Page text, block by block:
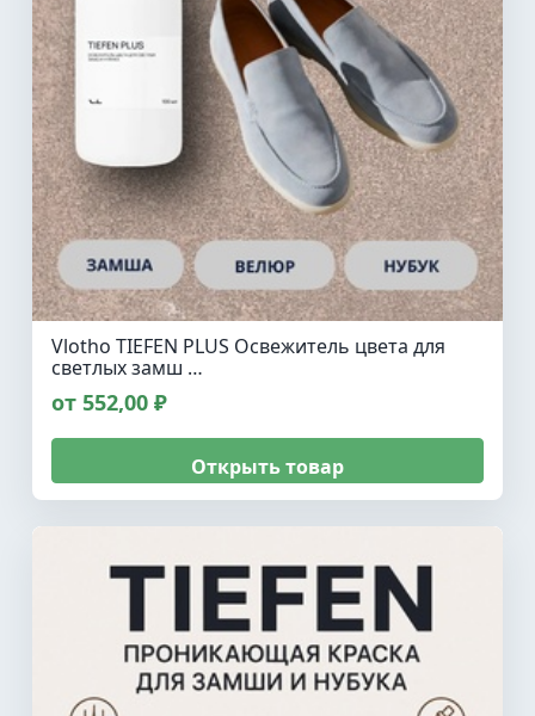
Vlotho TIEFEN PLUS Освежитель цвета для
светлых замш …
от 552,00 ₽
Открыть товар